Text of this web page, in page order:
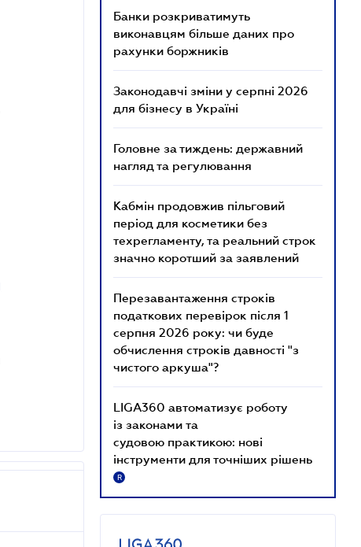
Банки розкриватимуть
виконавцям більше даних про
рахунки боржників
Законодавчі зміни у серпні 2026
для бізнесу в Україні
Головне за тиждень: державний
нагляд та регулювання
Кабмін продовжив пільговий
період для косметики без
техрегламенту, та реальний строк
значно коротший за заявлений
Перезавантаження строків
податкових перевірок після 1
серпня 2026 року: чи буде
обчислення строків давності "з
чистого аркуша"?
LIGA360 автоматизує роботу
із законами та
судовою практикою: нові
інструменти для точніших рішень
R